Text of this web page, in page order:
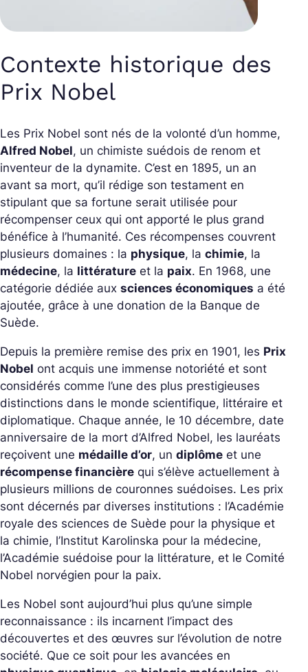
Contexte historique des
Prix Nobel
Les Prix Nobel sont nés de la volonté d’un homme,
Alfred Nobel, un chimiste suédois de renom et
inventeur de la dynamite. C’est en 1895, un an
avant sa mort, qu’il rédige son testament en
stipulant que sa fortune serait utilisée pour
récompenser ceux qui ont apporté le plus grand
bénéfice à l’humanité. Ces récompenses couvrent
plusieurs domaines : la physique, la chimie, la
médecine, la littérature et la paix. En 1968, une
catégorie dédiée aux sciences économiques a été
ajoutée, grâce à une donation de la Banque de
Suède.
Depuis la première remise des prix en 1901, les Prix
Nobel ont acquis une immense notoriété et sont
considérés comme l’une des plus prestigieuses
distinctions dans le monde scientifique, littéraire et
diplomatique. Chaque année, le 10 décembre, date
anniversaire de la mort d’Alfred Nobel, les lauréats
reçoivent une médaille d’or, un diplôme et une
récompense financière qui s’élève actuellement à
plusieurs millions de couronnes suédoises. Les prix
sont décernés par diverses institutions : l’Académie
royale des sciences de Suède pour la physique et
la chimie, l’Institut Karolinska pour la médecine,
l’Académie suédoise pour la littérature, et le Comité
Nobel norvégien pour la paix.
Les Nobel sont aujourd’hui plus qu’une simple
reconnaissance : ils incarnent l’impact des
découvertes et des œuvres sur l’évolution de notre
société. Que ce soit pour les avancées en